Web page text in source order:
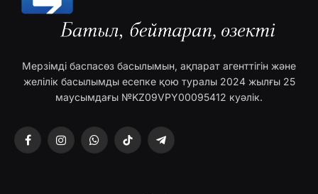
Мерзімді баспасөз басылымын, ақпарат агенттігін және
желілік басылымды есепке қою туралы 2024 жылғы 25
маусымдағы №KZ09VPY00095412 куәлік.
FacebookInstagramWhatsAppTikTok Telegram